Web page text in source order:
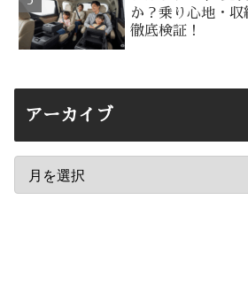
か？乗り心地・
徹底検証！
アーカイブ